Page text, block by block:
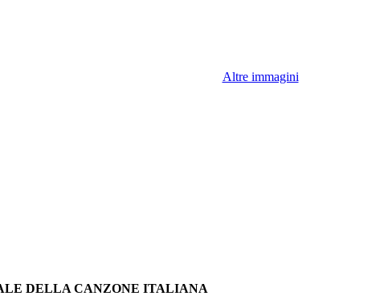
Altre immagini
DELLA CANZONE ITALIANA